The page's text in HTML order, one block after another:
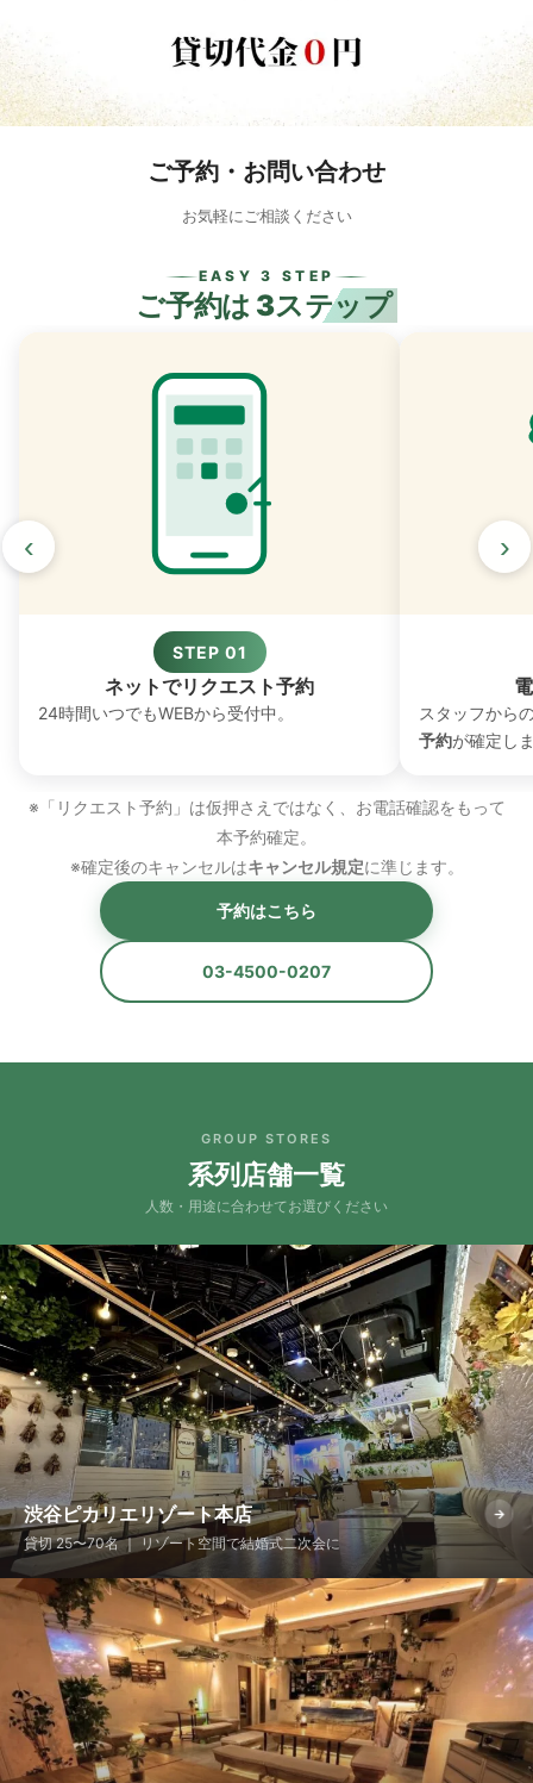
ご予約・お問い合わせ
お気軽にご相談ください
EASY 3 STEP
ご予約は 3ステップ
STEP 01
ネットでリクエスト予約
24時間いつでもWEBから受付中。
スタッフから
予約が確定し
‹ ›
※「リクエスト予約」は仮押さえではなく、お電話確認をもって
本予約確定。
※確定後のキャンセルはキャンセル規定に準じます。
予約はこちら
03-4500-0207
GROUP STORES
系列店舗一覧
人数・用途に合わせてお選びください
渋谷ピカリエリゾート本店 →
貸切 25〜70名 ｜ リゾート空間で結婚式二次会に